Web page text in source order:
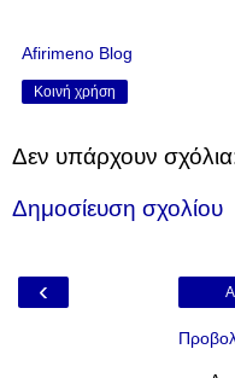
Afirimeno Blog
Κοινή χρήση
Δεν υπάρχουν
Δημοσίευση σχολίου
‹